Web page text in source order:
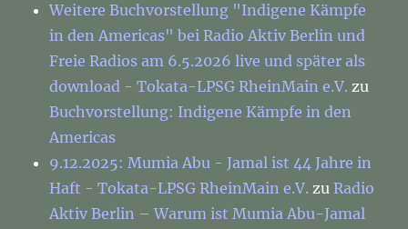
Weitere Buchvorstellung "Indigene Kämpfe
in den Americas" bei Radio Aktiv Berlin und
Freie Radios am 6.5.2026 live und später als
download - Tokata-LPSG RheinMain e.V. zu
Buchvorstellung: Indigene Kämpfe in den
Americas
9.12.2025: Mumia Abu - Jamal ist 44 Jahre in
Haft - Tokata-LPSG RheinMain e.V. zuRadio
Aktiv Berlin – Warum ist Mumia Abu-Jamal